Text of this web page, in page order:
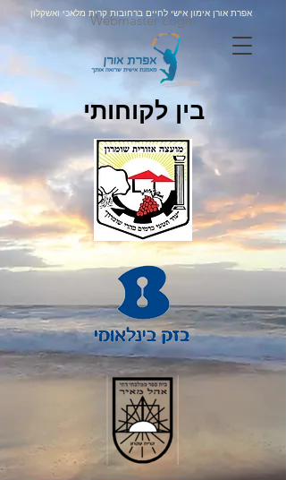
Webmaster Login
אפרת אורן אימון אישי לחיים ברחובות קרית מלאכי ואשקלון
בין לקוחותי